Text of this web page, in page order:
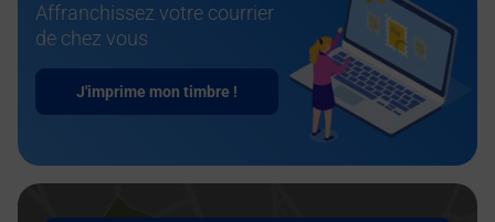
Affranchissez votre courrier
de chez vous
J'imprime mon timbre !